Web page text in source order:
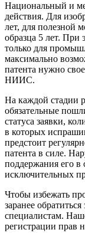
Национальный и
действия. Для
лет, для полезной
образца 5 лет.
только для
максимально
патента нужно
НИИС.
На каждой стадии
обязательные
статуса заявки,
в которых
предстоит
патента в силе.
поддержания его в
исключительных
Чтобы избежать
заранее
специалистам.
регистрации прав